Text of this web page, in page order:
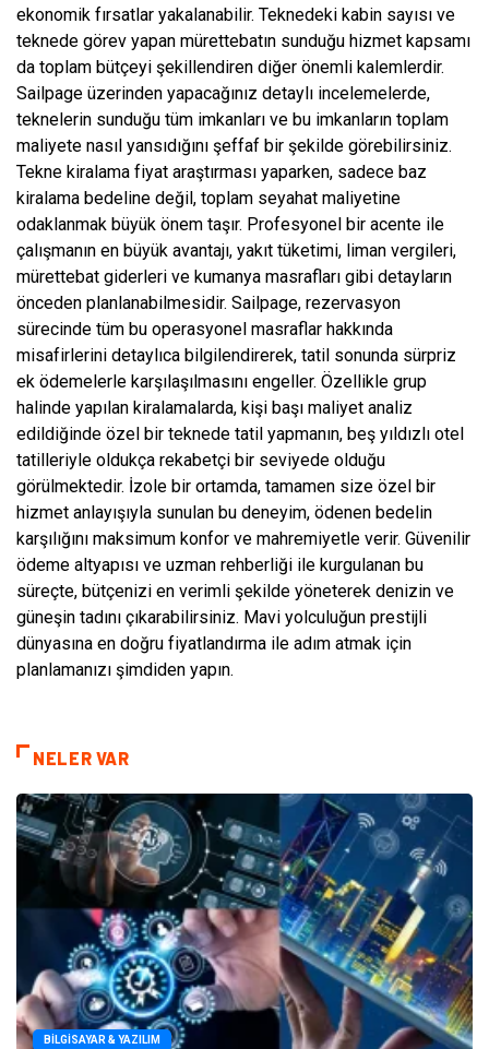
ekonomik fırsatlar yakalanabilir. Teknedeki kabin sayısı ve
teknede görev yapan mürettebatın sunduğu hizmet kapsamı
da toplam bütçeyi şekillendiren diğer önemli kalemlerdir.
Sailpage üzerinden yapacağınız detaylı incelemelerde,
teknelerin sunduğu tüm imkanları ve bu imkanların toplam
maliyete nasıl yansıdığını şeffaf bir şekilde görebilirsiniz.
Tekne kiralama fiyat araştırması yaparken, sadece baz
kiralama bedeline değil, toplam seyahat maliyetine
odaklanmak büyük önem taşır. Profesyonel bir acente ile
çalışmanın en büyük avantajı, yakıt tüketimi, liman vergileri,
mürettebat giderleri ve kumanya masrafları gibi detayların
önceden planlanabilmesidir. Sailpage, rezervasyon
sürecinde tüm bu operasyonel masraflar hakkında
misafirlerini detaylıca bilgilendirerek, tatil sonunda sürpriz
ek ödemelerle karşılaşılmasını engeller. Özellikle grup
halinde yapılan kiralamalarda, kişi başı maliyet analiz
edildiğinde özel bir teknede tatil yapmanın, beş yıldızlı otel
tatilleriyle oldukça rekabetçi bir seviyede olduğu
görülmektedir. İzole bir ortamda, tamamen size özel bir
hizmet anlayışıyla sunulan bu deneyim, ödenen bedelin
karşılığını maksimum konfor ve mahremiyetle verir. Güvenilir
ödeme altyapısı ve uzman rehberliği ile kurgulanan bu
süreçte, bütçenizi en verimli şekilde yöneterek denizin ve
güneşin tadını çıkarabilirsiniz. Mavi yolculuğun prestijli
dünyasına en doğru fiyatlandırma ile adım atmak için
planlamanızı şimdiden yapın.
NELER VAR
BILGISAYAR & YAZILIM